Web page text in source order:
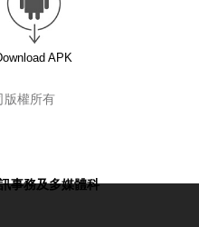
APK
版權所有
事務及多媒體科